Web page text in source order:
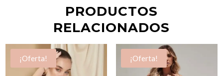
PRODUCTOS
RELACIONADOS
¡Oferta! ¡Oferta!